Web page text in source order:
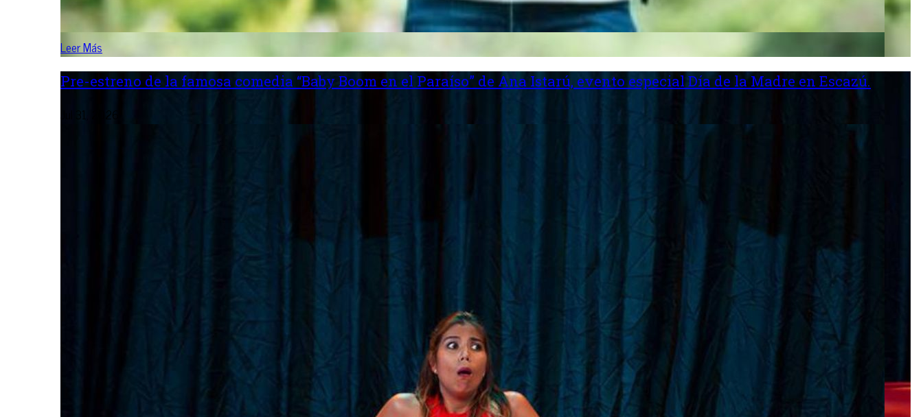
Leer Más
Pre-estreno de la famosa comedia “Baby Boom en el Paraíso” de Ana Istarú, evento especial Día de la Madre en Escazú.
Jul 31, 2026